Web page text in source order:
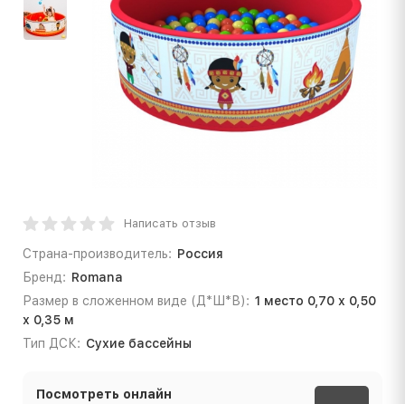
Написать отзыв
Страна-производитель: Россия
Бренд: Romana
Размер в сложенном виде (Д*Ш*В): 1 место 0,70 х 0,50
х 0,35 м
Тип ДСК: Сухие бассейны
Посмотреть онлайн